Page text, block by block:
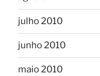
julho 2010
junho 2010
maio 2010